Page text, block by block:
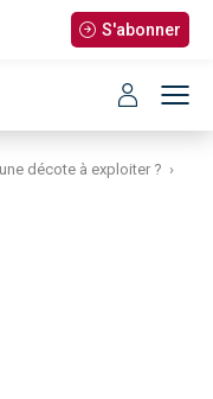
S'abonner
décote à exploiter ? ›